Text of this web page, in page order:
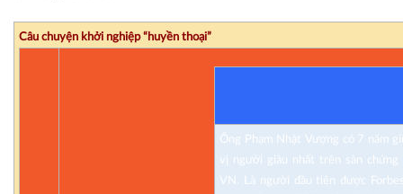
Câu chuyện khởi nghiệp “huyền thoại”
Ông Phạm Nhật Vượng có 7 năm
vị người giàu nhất trên sàn chứng
VN. Là người đầu tiên được